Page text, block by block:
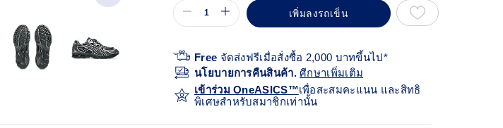
เพิ่มลงรถเข็น
Free จัดส่งฟรีเมื่อสั่งซื้อ 2,000 บาทขึ้นไป*
นโยบายการคืนสินค้า.ศีกษาเพิ่มเติม
เข้าร่วม OneASICS™เพื่อสะสมคะแนน และสิทธิ
พิเศษสำหรับสมาชิกเท่านั้น